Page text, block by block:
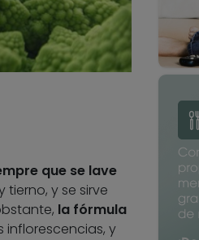
que se lave
y se sirve
la fórmula
inflorescencias, y